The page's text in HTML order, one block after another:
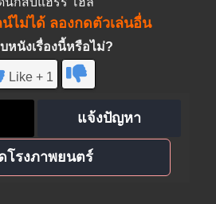
ไม่ได้ ลองกดตัวเล่นอื่น
นังเรื่องนี้หรือไม่?
Like + 1
แจ้งปัญหา
โรงภาพยนตร์